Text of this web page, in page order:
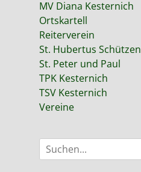
MV Diana Kesternich
Ortskartell
Reiterverein
St. Hubertus Schützen
St. Peter und Paul
TPK Kesternich
TSV Kesternich
Vereine
Suche
nach: